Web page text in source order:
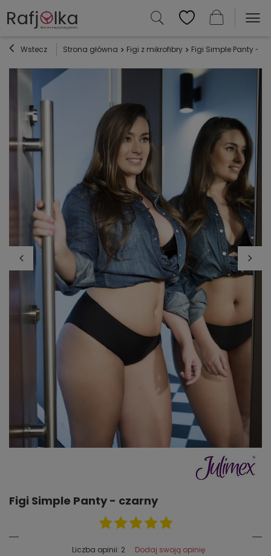
Wstecz Strona główna Figi z mikrofibry Figi Simple Panty -
Figi Simple Panty - czarny
Liczba opinii: 2 Dodaj swoją opinię